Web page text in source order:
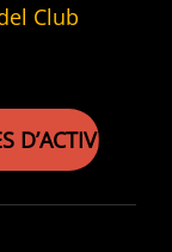
Club
D’ACTIVITATS